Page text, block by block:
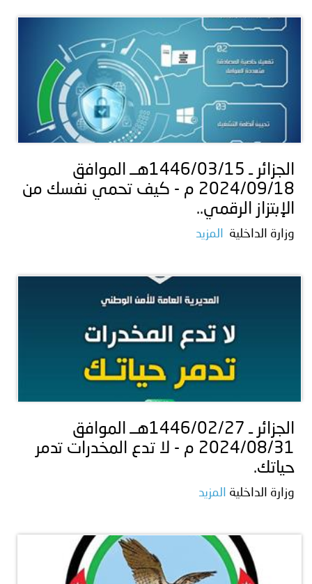
الجزائر ـ 1446/03/15هــ الموافق
2024/09/18 م - كيف تحمي نفسك من
الإبتزاز الرقمي..
وزارة الداخلية المزيد
الجزائر ـ 1446/02/27هــ الموافق
2024/08/31 م - لا تدع المخدرات تدمر
حياتك.
وزارة الداخلية المزيد